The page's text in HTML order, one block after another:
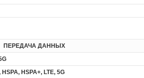
ПЕРЕДАЧА ДАННЫХ
HSPA, HSPA+, LTE, 5G